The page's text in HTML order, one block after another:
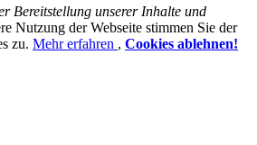
Bereitstellung unserer Inhalte und
Nutzung der Webseite stimmen Sie der
zu. Mehr erfahren , Cookies ablehnen!